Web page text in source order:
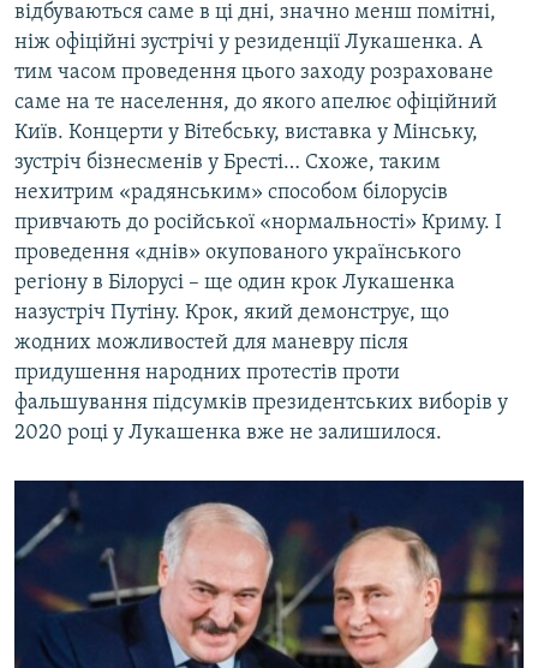
відбуваються саме в ці дні, значно менш помітні,
ніж офіційні зустрічі у резиденції Лукашенка. А
тим часом проведення цього заходу розраховане
саме на те населення, до якого апелює офіційний
Київ. Концерти у Вітебську, виставка у Мінську,
зустріч бізнесменів у Бресті… Схоже, таким
нехитрим «радянським» способом білорусів
привчають до російської «нормальності» Криму. І
проведення «днів» окупованого українського
регіону в Білорусі – ще один крок Лукашенка
назустріч Путіну. Крок, який демонструє, що
жодних можливостей для маневру після
придушення народних протестів проти
фальшування підсумків президентських виборів у
2020 році у Лукашенка вже не залишилося.